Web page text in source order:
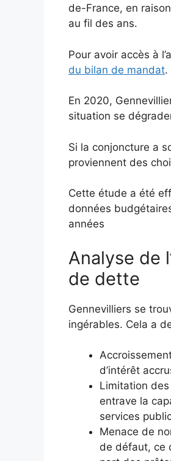
de-France, en
au fil des ans.
Pour avoir accès à
du bilan de mandat.
En 2020,
situation se
Si la conjoncture a
proviennent des
Cette étude a été
données
années
Analyse de
de dette
Gennevilliers se
ingérables. Cela a
d’intérêt
Limitation
entrave la
services
Menace de
de défaut, ce